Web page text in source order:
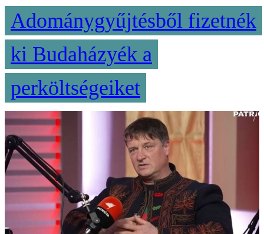
Adománygyűjtésből fizetnék
ki Budaházyék a
perköltségeiket